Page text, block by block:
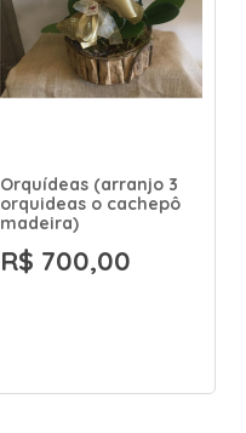
Orquídeas (arranjo 3
orquideas o cachepô
madeira)
R$ 700,00